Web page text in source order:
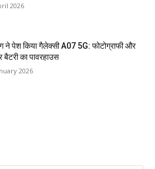
2026
ने पेश किया गैलेक्सी A07 5G: फोटोग्राफी और
बैटरी का पावरहाउस
2026